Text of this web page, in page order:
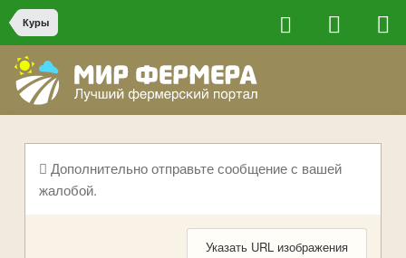
Куры
Дополнительно отправьте сообщение с вашей
жалобой.
Указать URL изображения